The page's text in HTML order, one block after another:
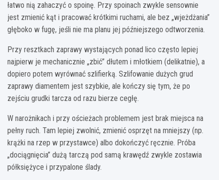
łatwo nią zahaczyć o spoinę. Przy spoinach zwykle sensownie
jest zmienić kąt i pracować krótkimi ruchami, ale bez „wjeżdżania”
głęboko w fugę, jeśli nie ma planu jej późniejszego odtworzenia.
Przy resztkach zaprawy wystających ponad lico często lepiej
najpierw je mechanicznie „zbić” dłutem i młotkiem (delikatnie), a
dopiero potem wyrównać szlifierką. Szlifowanie dużych grud
zaprawy diamentem jest szybkie, ale kończy się tym, że po
zejściu grudki tarcza od razu bierze cegłę.
W narożnikach i przy ościeżach problemem jest brak miejsca na
pełny ruch. Tam lepiej zwolnić, zmienić osprzęt na mniejszy (np.
krążki na rzep w przystawce) albo dokończyć ręcznie. Próba
„dociągnięcia” dużą tarczą pod samą krawędź zwykle zostawia
półksiężyce i przypalone ślady.